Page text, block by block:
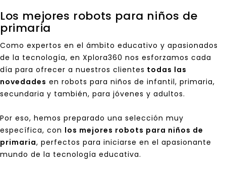
Los mejores robots para niños de
primaria
Como expertos en el ámbito educativo y apasionados
de la tecnología, en Xplora360 nos esforzamos cada
día para ofrecer a nuestros clientes todas las
novedades en robots para niños de infantil, primaria,
secundaria y también, para jóvenes y adultos.
Por eso, hemos preparado una selección muy
específica, con los mejores robots para niños de
primaria, perfectos para iniciarse en el apasionante
mundo de la tecnología educativa.